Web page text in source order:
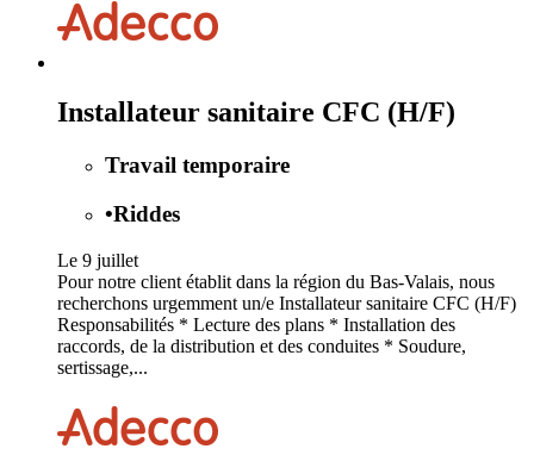
Installateur sanitaire CFC (H/F)
Travail temporaire
•Riddes
Le 9 juillet
Pour notre client établit dans la région du Bas-Valais, nous
recherchons urgemment un/e Installateur sanitaire CFC (H/F)
Responsabilités * Lecture des plans * Installation des
raccords, de la distribution et des conduites * Soudure,
sertissage,...